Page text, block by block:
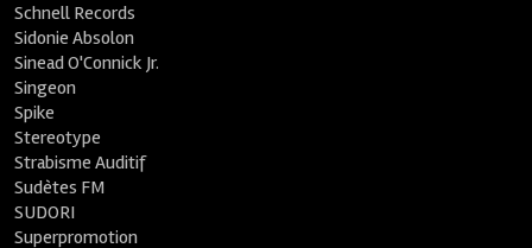
Schnell Records
Sidonie Absolon
Sinead O'Connick Jr.
Singeon
Spike
Stereotype
Strabisme Auditif
Sudètes FM
SUDORI
Superpromotion